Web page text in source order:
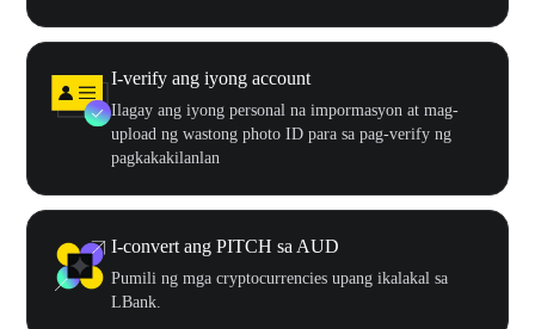
I-verify ang iyong account
Ilagay ang iyong personal na impormasyon at mag-
upload ng wastong photo ID para sa pag-verify ng
pagkakakilanlan
I-convert ang PITCH sa AUD
Pumili ng mga cryptocurrencies upang ikalakal sa
LBank.